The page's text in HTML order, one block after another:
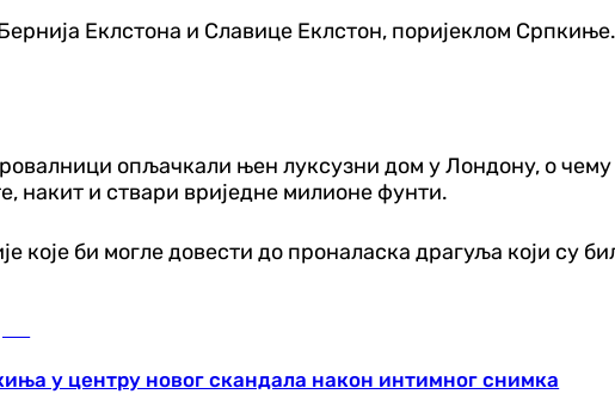
Еклстона и Славице Еклстон, поријеклом Српкиње.
опљачкали њен луксузни дом у Лондону, о
накит и ствари вриједне милионе фунти.
које би могле довести до проналаска драгуља који су
у центру новог скандала након интимног снимка